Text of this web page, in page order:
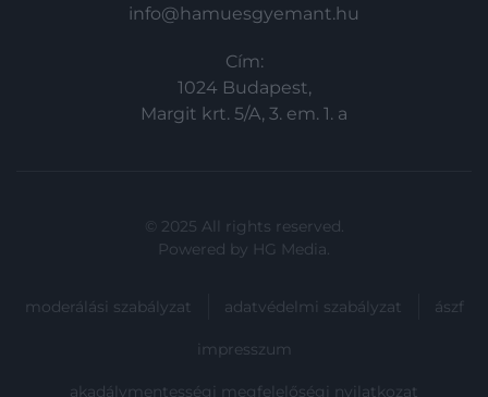
info@hamuesgyemant.hu
Cím:
1024 Budapest,
Margit krt. 5/A, 3. em. 1. a
© 2025 All rights reserved.
Powered by HG Media.
moderálási szabályzat adatvédelmi szabályzat ászf
impresszum
akadálymentességi megfelelőségi nyilatkozat